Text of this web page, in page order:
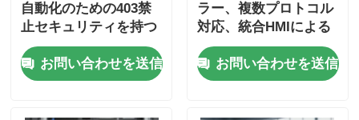
自動化のための403禁
止セキュリティを持つ
安全なアクセスPLCコ
ントローラ
お問い合わせを送信
ラー、複数プロトコル
対応、統合HMIによる
シームレスな産業オー
トメーション
お問い合わせを送信